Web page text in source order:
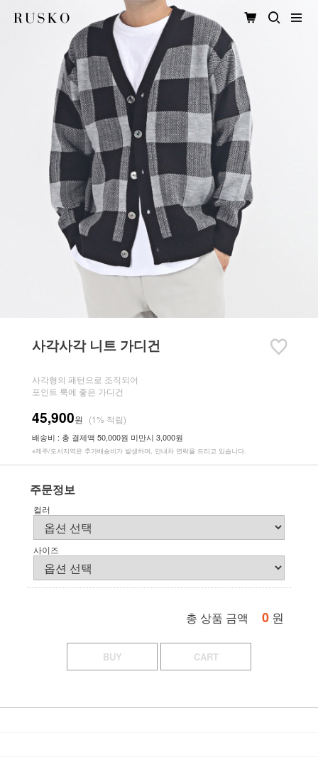
사각사각 니트 가디건
사각형의 패턴으로 조직되어
포인트 룩에 좋은 가디건
45,900원 (1% 적립)
배송비 : 총 결제액 50,000원 미만시 3,000원
※제주/도서지역은 추가배송비가 발생하며, 안내차 연락을 드리고 있습니다.
주문정보
컬러
사이즈
총 상품 금액 0 원
BUY CART